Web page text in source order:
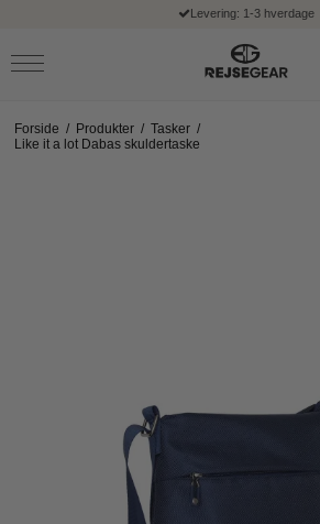
Levering: 1-3 hverdage
Forside / Produkter / Tasker /
Like it a lot Dabas skuldertaske